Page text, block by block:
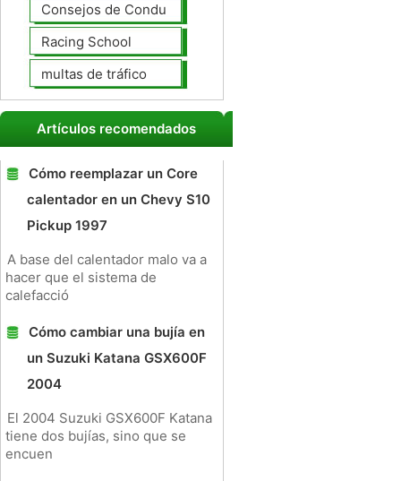
Consejos de Conducción
Racing School
multas de tráfico
Artículos recomendados
Cómo reemplazar un Core
calentador en un Chevy S10
Pickup 1997
A base del calentador malo va a
hacer que el sistema de
calefacció
Cómo cambiar una bujía en
un Suzuki Katana GSX600F
2004
El 2004 Suzuki GSX600F Katana
tiene dos bujías, sino que se
encuen